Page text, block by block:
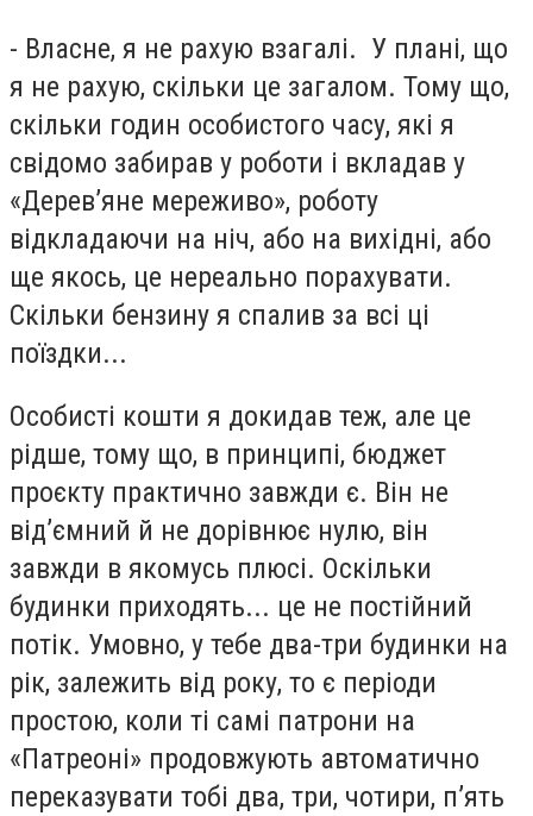
- Власне, я не рахую взагалі. У плані, що
я не рахую, скільки це загалом. Тому що,
скільки годин особистого часу, які я
свідомо забирав у роботи і вкладав у
«Дерев’яне мереживо», роботу
відкладаючи на ніч, або на вихідні, або
ще якось, це нереально порахувати.
Скільки бензину я спалив за всі ці
поїздки...
Особисті кошти я докидав теж, але це
рідше, тому що, в принципі, бюджет
проєкту практично завжди є. Він не
від’ємний й не дорівнює нулю, він
завжди в якомусь плюсі. Оскільки
будинки приходять... це не постійний
потік. Умовно, у тебе два-три будинки на
рік, залежить від року, то є періоди
простою, коли ті самі патрони на
«Патреоні» продовжують автоматично
переказувати тобі два, три, чотири, п’ять